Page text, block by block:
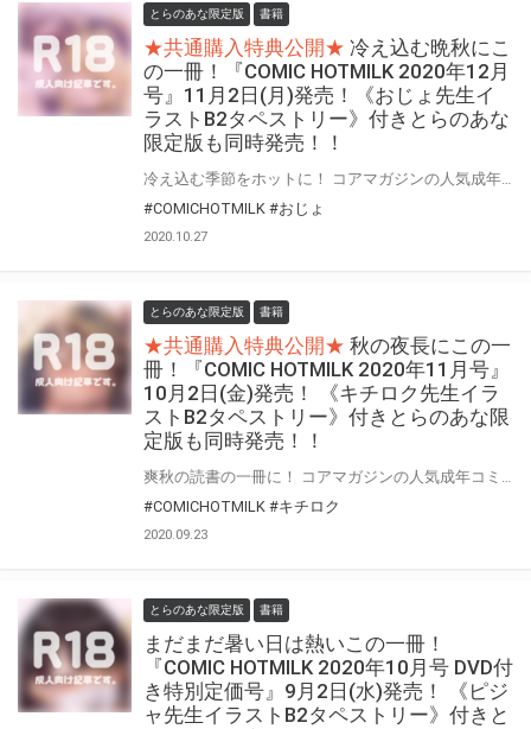
とらのあな限定版 書籍
★共通購入特典公開★ 冷え込む晩秋にこ
の一冊！『COMIC HOTMILK 2020年12月
号』11月2日(月)発売！《おじょ先生イ
ラストB2タペストリー》付きとらのあな
限定版も同時発売！！
#COMICHOTMILK #おじょ
2020.10.27
とらのあな限定版 書籍
★共通購入特典公開★ 秋の夜長にこの一
冊！『COMIC HOTMILK 2020年11月号』
10月2日(金)発売！ 《キチロク先生イラ
ストB2タペストリー》付きとらのあな限
定版も同時発売！！
#COMICHOTMILK #キチロク
2020.09.23
とらのあな限定版 書籍
まだまだ暑い日は熱いこの一冊！
『COMIC HOTMILK 2020年10月号 DVD付
き特別定価号』9月2日(水)発売！ 《ピジ
ャ先生イラストB2タペストリー》付きと